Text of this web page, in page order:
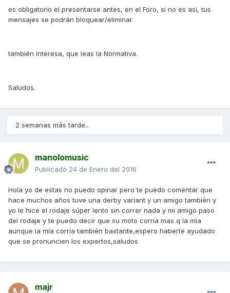
es obligatorio el presentarse antes, en el Foro, si no es así, tus
mensajes se podrán bloquear/eliminar.
también interesa, que leas la Normativa.
Saludos.
2 semanas más tarde...
manolomusic
Publicado 24 de Enero del 2016
Hola yo de estas no puedo opinar pero te puedo comentar que
hace muchos años tuve una derby variant y un amigo también y
yo le hice el rodaje súper lento sin correr nada y mi amigo paso
del rodaje y te puedo decir que su moto corría mas q la mía
aunque la mía corría también bastante,espero haberte ayudado
que se pronuncien los expertos,saludos
majr